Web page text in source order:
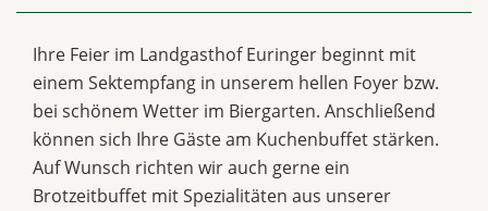
Ihre Feier im Landgasthof Euringer beginnt mit
einem Sektempfang in unserem hellen Foyer bzw.
bei schönem Wetter im Biergarten. Anschließend
können sich Ihre Gäste am Kuchenbuffet stärken.
Auf Wunsch richten wir auch gerne ein
Brotzeitbuffet mit Spezialitäten aus unserer